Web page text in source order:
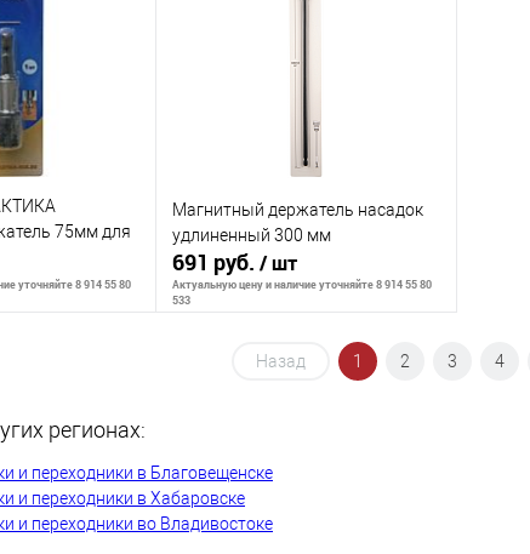
75мм для
(1шт),
уточняйте 8 914 55 80
В наличии
Магнитный держатель насадок
удлиненный 300 мм
691 руб. / шт
Актуальную цену и наличие уточняйте 8 914 55 80
533
В избранное
Назад 1 2 3 4
регионах:
и переходники в Благовещенске
и переходники в Хабаровске
и переходники во Владивостоке